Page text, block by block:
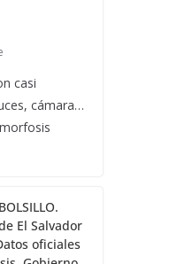
casi
cámara…
El Salvador
oficiales